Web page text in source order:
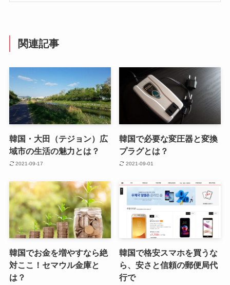
関連記事
韓国・大田（テジョン）広
域市の生活の魅力とは？
2021-09-17
韓国で必要な変圧器と変換
プラグとは？
2021-09-01
韓国でお金を増やすなら絶
対ここ！セマウル金庫と
は？
韓国で格安スマホを買うな
ら、安さと信頼の郵便局代
行で